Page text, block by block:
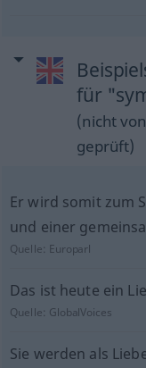
für
(nicht
geprüft)
Er wird somit zum
und einer
Quelle: Europarl
Das ist heute ein
Quelle: GlobalVoices
Sie werden als